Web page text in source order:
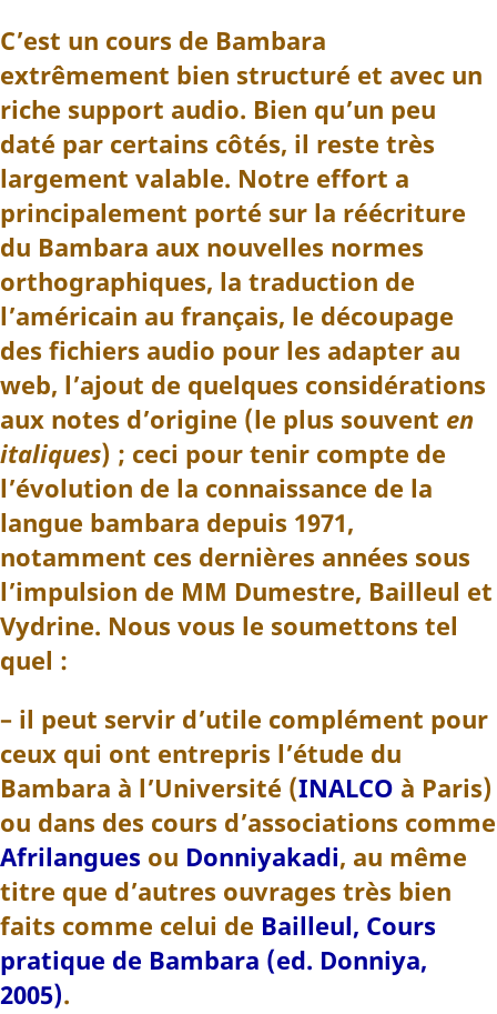
C’est un cours de Bambara
extrêmement bien structuré et avec un
riche support audio. Bien qu’un peu
daté par certains côtés, il reste très
largement valable. Notre effort a
principalement porté sur la réécriture
du Bambara aux nouvelles normes
orthographiques, la traduction de
l’américain au français, le découpage
des fichiers audio pour les adapter au
web, l’ajout de quelques considérations
aux notes d’origine (le plus souvent en
italiques) ; ceci pour tenir compte de
l’évolution de la connaissance de la
langue bambara depuis 1971,
notamment ces dernières années sous
l’impulsion de MM Dumestre, Bailleul et
Vydrine. Nous vous le soumettons tel
quel :
– il peut servir d’utile complément pour
ceux qui ont entrepris l’étude du
Bambara à l’Université (INALCO à Paris)
ou dans des cours d’associations comme
Afrilangues ou Donniyakadi, au même
titre que d’autres ouvrages très bien
faits comme celui de Bailleul, Cours
pratique de Bambara (ed. Donniya,
2005).